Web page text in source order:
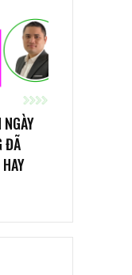
ĐÃ